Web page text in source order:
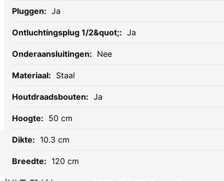
Ja
Ja
Nee
Staal
Ja
50 cm
10.3 cm
120 cm
Socials